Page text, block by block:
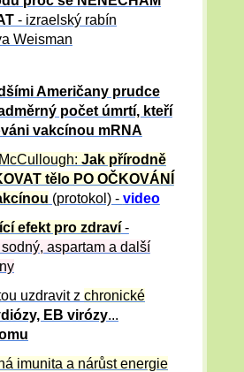
- izraelský rabín
Weisman
Američany prudce
počet úmrtí, kteří
vakcínou mRNA
McCullough: Jak přírodně
tělo PO OČKOVÁNÍ
(protokol) - video
efekt pro zdraví-
aspartam a další
uzdravit z chronické
EB virózy...
imunita a nárůst energie